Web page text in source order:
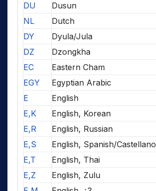
DU
Dusun
NL
Dutch
DY
Dyula/Jula
DZ
Dzongkha
EC
Eastern Cham
EGY
Egyptian Arabic
E
English
E,K
English, Korean
E,R
English, Russian
E,S
English, Spanish/Castellano
E,T
English, Thai
E,Z
English, Zulu